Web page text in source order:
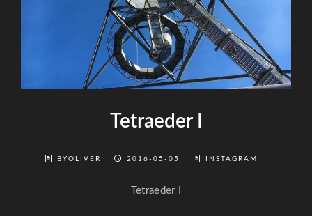
Tetraeder I
BYOLIVER 2016-05-05 INSTAGRAM
Tetraeder I